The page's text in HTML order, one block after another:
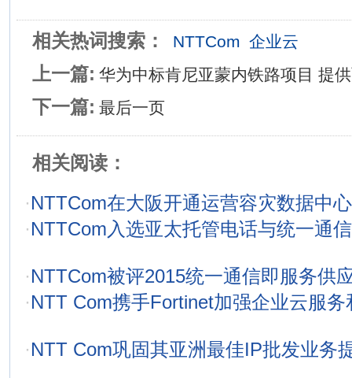
相关热词搜索： NTTCom 企业云
上一篇: 华为中标肯尼亚蒙内铁路项目 提
下一篇: 最后一页
相关阅读：
·NTTCom在大阪开通运营容灾数据中心
·NTTCom入选亚太托管电话与统一通
·NTTCom被评2015统一通信即服务供
·NTT Com携手Fortinet加强企业云服
·NTT Com巩固其亚洲最佳IP批发业务